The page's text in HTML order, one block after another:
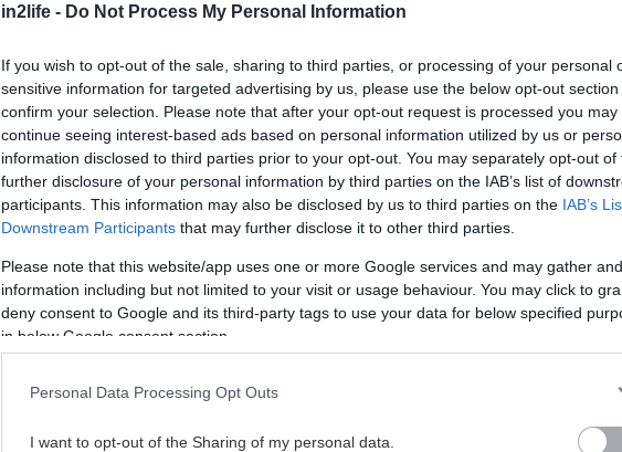
in2life - Do Not Process My Personal Information
If you wish to opt-out of the sale, sharing to third parties, or processing of your personal
sensitive information for targeted advertising by us, please use the below opt-out section
confirm your selection. Please note that after your opt-out request is processed you may
continue seeing interest-based ads based on personal information utilized by us or
information disclosed to third parties prior to your opt-out. You may separately opt-out of
further disclosure of your personal information by third parties on the IAB’s list of
participants. This information may also be disclosed by us to third parties on the IAB’s
Downstream Participants that may further disclose it to other third parties.
Please note that this website/app uses one or more Google services and may gather
information including but not limited to your visit or usage behaviour. You may click to
deny consent to Google and its third-party tags to use your data for below specified
in below Google consent section.
Personal Data Processing Opt Outs
I want to opt-out of the Sharing of my personal data.